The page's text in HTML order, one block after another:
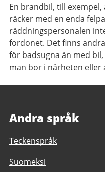
En brandbil, till
räcker med en enda
räddningspersonalen
fordonet. Det finns
för badsugna än med
man bor i närheten eller
Andra språk
Teckenspråk
Suomeksi